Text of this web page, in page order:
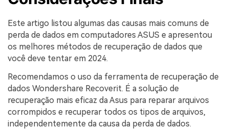
Este artigo listou algumas das causas mais comuns de
perda de dados em computadores ASUS e apresentou
os melhores métodos de recuperação de dados que
você deve tentar em 2024.
Recomendamos o uso da ferramenta de recuperação de
dados Wondershare Recoverit. É a solução de
recuperação mais eficaz da Asus para reparar arquivos
corrompidos e recuperar todos os tipos de arquivos,
independentemente da causa da perda de dados.